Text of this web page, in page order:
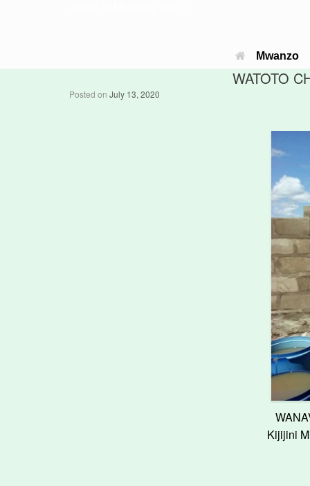
Mwanzo
WATOTO
Posted on July 13, 2020
Kijijini